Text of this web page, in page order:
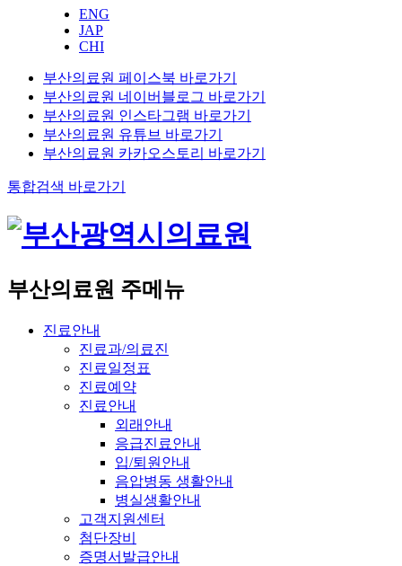
ENG
JAP
CHI
부산의료원 페이스북 바로가기
부산의료원 네이버블로그 바로가기
부산의료원 인스타그램 바로가기
부산의료원 유튜브 바로가기
부산의료원 카카오스토리 바로가기
통합검색 바로가기
부산의료원 주메뉴
진료안내
진료과/의료진
진료일정표
진료예약
진료안내
외래안내
응급진료안내
입/퇴원안내
음압병동 생활안내
병실생활안내
고객지원센터
첨단장비
증명서발급안내